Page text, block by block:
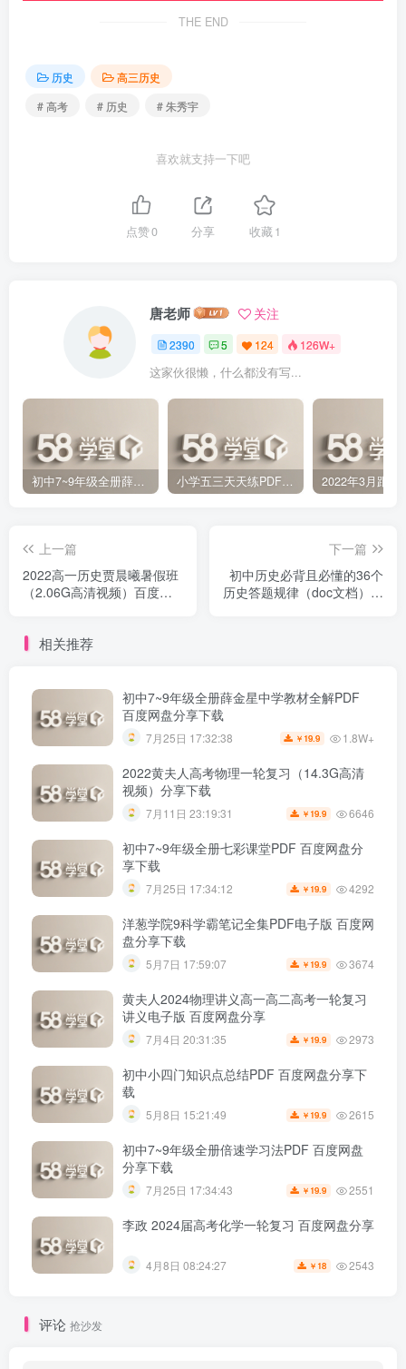
THE END
历史
高三历史
# 高考
# 历史 # 朱秀宇
喜欢就支持一下吧
点赞0 分享 收藏1
唐老师 关注
2390 5 124 126W+
这家伙很懒，什么都没有写...
初中7~9年级全册薛金星中学教材全解PDF 百度网盘分享下载 小学五三天天练PDF（压缩打包）百度网盘分享下载
上一篇
2022高一历史贾晨曦暑假班
（2.06G高清视频）百度网
下一篇
初中历史必背且必懂的36个
历史答题规律（doc文档）百
相关推荐
初中7~9年级全册薛金星中学教材全解PDF
百度网盘分享下载
7月25日 17:32:38 ￥ 19.9 1.8W+
2022黄夫人高考物理一轮复习（14.3G高清
视频）分享下载
7月11日 23:19:31 ￥ 19.9 6646
初中7~9年级全册七彩课堂PDF 百度网盘分
享下载
7月25日 17:34:12 ￥ 19.9 4292
洋葱学院9科学霸笔记全集PDF电子版 百度网
盘分享下载
5月7日 17:59:07 ￥ 19.9 3674
黄夫人2024物理讲义高一高二高考一轮复习
讲义电子版 百度网盘分享
7月4日 20:31:35 ￥ 19.9 2973
初中小四门知识点总结PDF 百度网盘分享下
载
5月8日 15:21:49 ￥ 19.9 2615
初中7~9年级全册倍速学习法PDF 百度网盘
分享下载
7月25日 17:34:43 ￥ 19.9 2551
李政 2024届高考化学一轮复习 百度网盘分享
4月8日 08:24:27 ￥ 18 2543
评论 抢沙发